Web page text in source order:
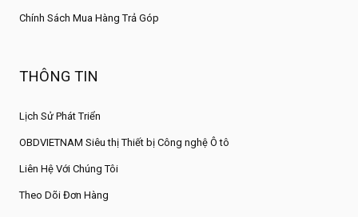
Chính Sách Mua Hàng Trả Góp
THÔNG TIN
Lịch Sử Phát Triển
OBDVIETNAM Siêu thị Thiết bị Công nghệ Ô tô
Liên Hệ Với Chúng Tôi
Theo Dõi Đơn Hàng